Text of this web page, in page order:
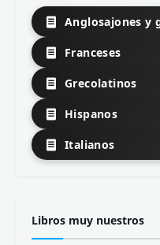
Anglosajones y
Franceses
Grecolatinos
Hispanos
Italianos
Libros muy nuestros